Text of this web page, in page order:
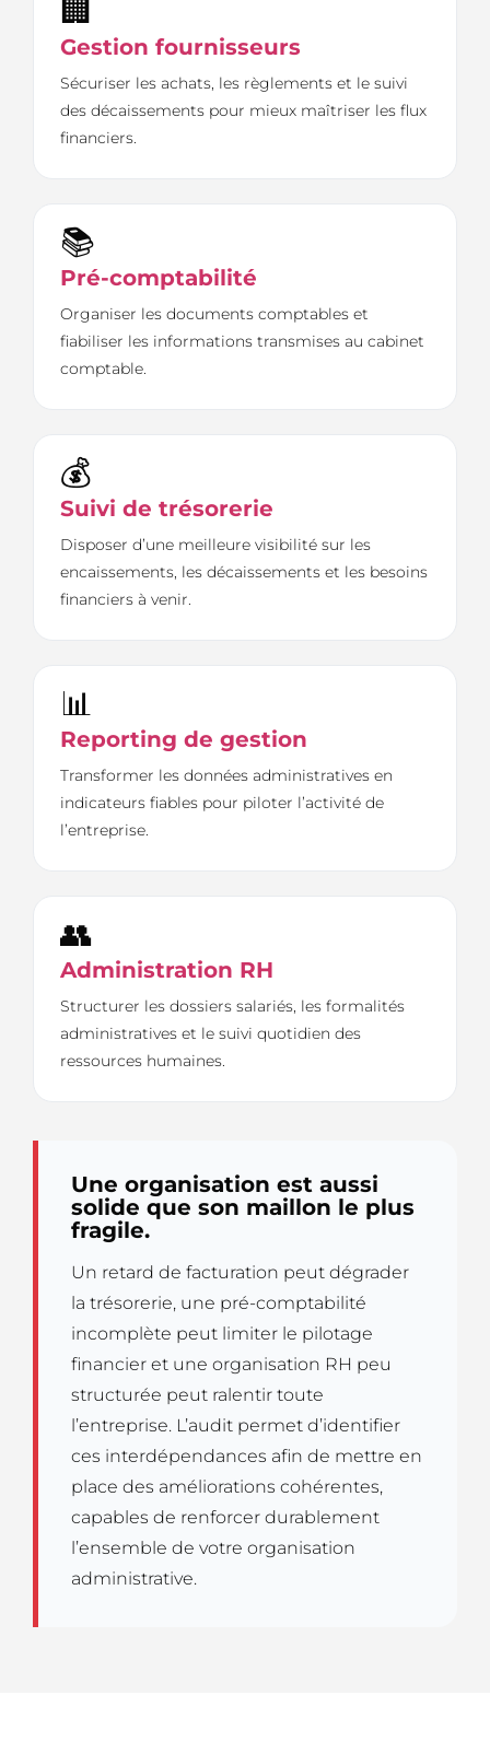
🏢
Gestion fournisseurs
Sécuriser les achats, les règlements et le suivi
des décaissements pour mieux maîtriser les flux
financiers.
📚
Pré-comptabilité
Organiser les documents comptables et
fiabiliser les informations transmises au cabinet
comptable.
💰
Suivi de trésorerie
Disposer d’une meilleure visibilité sur les
encaissements, les décaissements et les besoins
financiers à venir.
📊
Reporting de gestion
Transformer les données administratives en
indicateurs fiables pour piloter l’activité de
l’entreprise.
👥
Administration RH
Structurer les dossiers salariés, les formalités
administratives et le suivi quotidien des
ressources humaines.
Une organisation est aussi
solide que son maillon le plus
fragile.
Un retard de facturation peut dégrader
la trésorerie, une pré-comptabilité
incomplète peut limiter le pilotage
financier et une organisation RH peu
structurée peut ralentir toute
l’entreprise. L’audit permet d’identifier
ces interdépendances afin de mettre en
place des améliorations cohérentes,
capables de renforcer durablement
l’ensemble de votre organisation
administrative.